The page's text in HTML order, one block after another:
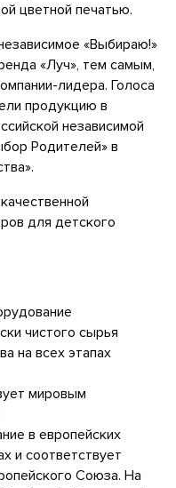
цветной печатью.
«Выбираю!»
«Луч», тем самым,
лидера. Голоса
продукцию в
независимой
Родителей» в
для детского
чистого сырья
на всех этапах
мировым
в европейских
и соответствует
Союза. На